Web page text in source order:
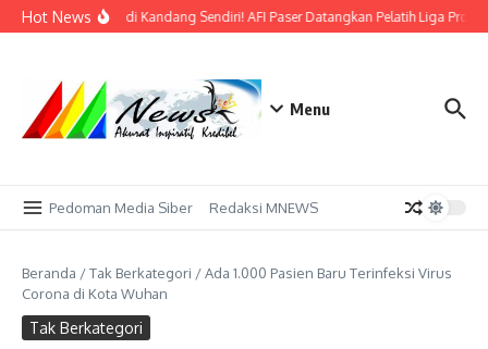
Lewati ke konten
Hot NewsBidik Emas di Kandang Sendiri! AFI Paser Datangkan Pelatih Liga
Menu
Pedoman Media Siber Redaksi MNEWS
Beranda /Tak Berkategori /Ada 1.000 Pasien Baru Terinfeksi Virus
Corona di Kota Wuhan
Tak Berkategori